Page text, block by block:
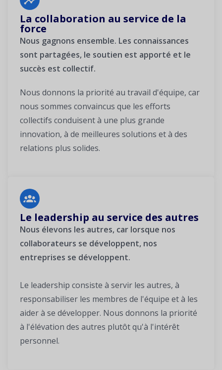
La collaboration au service de la
force
Nous gagnons ensemble. Les connaissances
sont partagées, le soutien est apporté et le
succès est collectif.
Nous donnons la priorité au travail d'équipe, car
nous sommes convaincus que les efforts
collectifs conduisent à une plus grande
innovation, à de meilleures solutions et à des
relations plus solides.
Le leadership au service des autres
Nous élevons les autres, car lorsque nos
collaborateurs se développent, nos
entreprises se développent.
Le leadership consiste à servir les autres, à
responsabiliser les membres de l'équipe et à les
aider à se développer. Nous donnons la priorité
à l'élévation des autres plutôt qu'à l'intérêt
personnel.